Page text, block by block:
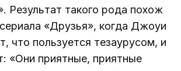
Результат такого рода похож
«Друзья», когда Джоуи
что пользуется тезаурусом, и
«Они приятные, приятные